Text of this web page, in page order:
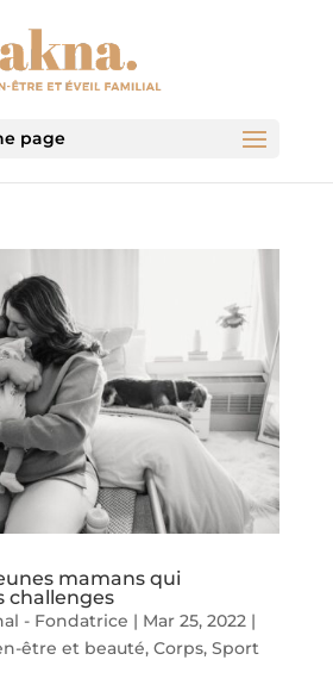
page
mamans qui
challenges
- Fondatrice | Mar 25, 2022|
être et beauté, Corps, Sport